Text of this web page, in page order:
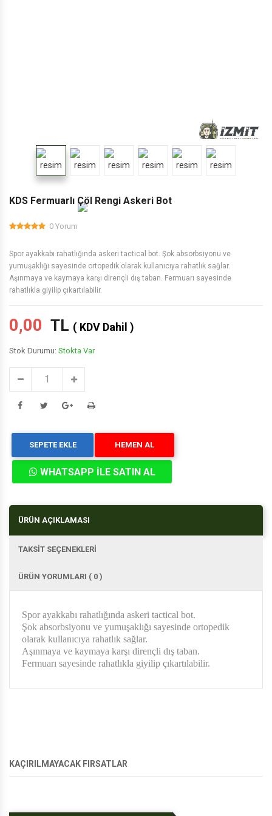
KDS Fermuarlı Çöl Rengi Askeri Bot
0 Yorum
Spor ayakkabı rahatlığında askeri tactical bot. Şok absorbsiyonu ve
yumuşaklığı sayesinde ortopedik olarak kullanıcıya rahatlık sağlar.
Aşınmaya ve kaymaya karşı dirençli dış taban. Fermuarı sayesinde
rahatlıkla giyilip çıkartılabilir.
0,00 TL ( KDV Dahil )
Stok Durumu: Stokta Var
SEPETE EKLE HEMEN AL
WHATSAPP İLE SATIN AL
ÜRÜN AÇIKLAMASI
TAKSİT SEÇENEKLERİ
ÜRÜN YORUMLARI ( 0 )
Spor ayakkabı rahatlığında askeri tactical bot.
Şok absorbsiyonu ve yumuşaklığı sayesinde ortopedik
olarak kullanıcıya rahatlık sağlar.
Aşınmaya ve kaymaya karşı dirençli dış taban.
Fermuarı sayesinde rahatlıkla giyilip çıkartılabilir.
KAÇIRILMAYACAK FIRSATLAR